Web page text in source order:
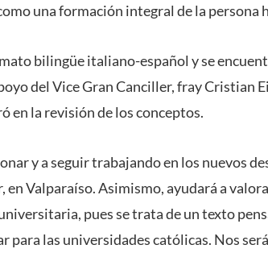
una formación integral de la persona
bilingüe italiano-español y se
del Vice Gran Canciller, fray Cristian
en la revisión de los conceptos.
y a seguir trabajando en los nuevos
en Valparaíso. Asimismo, ayudará a
pues se trata de un texto
para las universidades católicas. Nos